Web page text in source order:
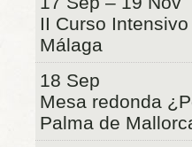
II Curso
Málaga
18 Sep
Mesa redonda
Palma de